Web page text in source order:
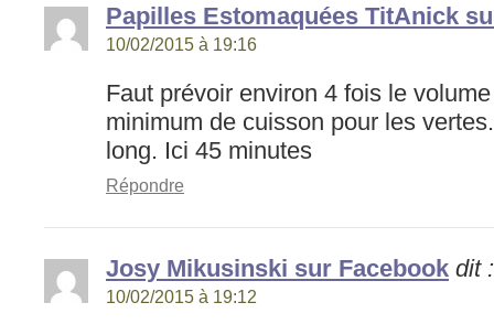
Papilles Estomaquées TitAnick
10/02/2015 à 19:16
Faut prévoir environ 4 fois le
minimum de cuisson pour les
long. Ici 45 minutes
Répondre
Josy Mikusinski sur Facebook dit :
10/02/2015 à 19:12